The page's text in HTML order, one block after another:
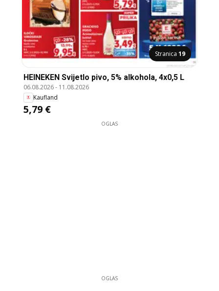
Stranica 19
HEINEKEN Svijetlo pivo, 5% alkohola, 4x0,5 L
06.08.2026- 11.08.2026
Kaufland
5,79 €
OGLAS
OGLAS